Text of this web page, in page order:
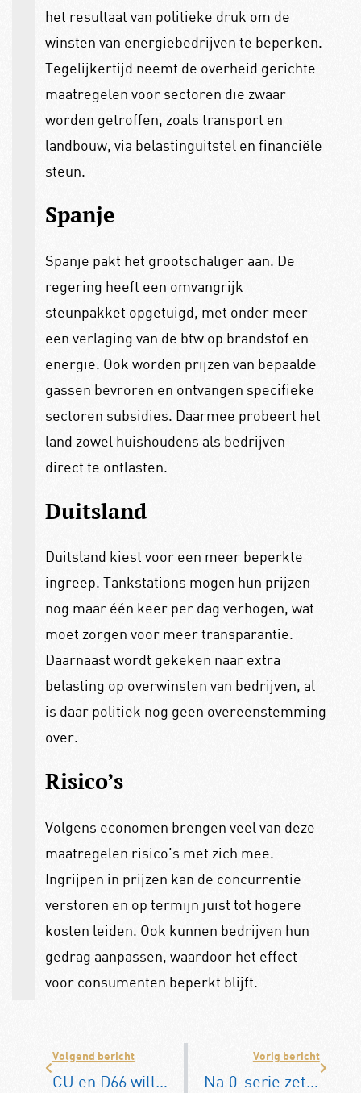
het resultaat van politieke druk om de
winsten van energiebedrijven te beperken.
Tegelijkertijd neemt de overheid gerichte
maatregelen voor sectoren die zwaar
worden getroffen, zoals transport en
landbouw, via belastinguitstel en financiële
steun.
Spanje
Spanje pakt het grootschaliger aan. De
regering heeft een omvangrijk
steunpakket opgetuigd, met onder meer
een verlaging van de btw op brandstof en
energie. Ook worden prijzen van bepaalde
gassen bevroren en ontvangen specifieke
sectoren subsidies. Daarmee probeert het
land zowel huishoudens als bedrijven
direct te ontlasten.
Duitsland
Duitsland kiest voor een meer beperkte
ingreep. Tankstations mogen hun prijzen
nog maar één keer per dag verhogen, wat
moet zorgen voor meer transparantie.
Daarnaast wordt gekeken naar extra
belasting op overwinsten van bedrijven, al
is daar politiek nog geen overeenstemming
over.
Risico’s
Volgens economen brengen veel van deze
maatregelen risico’s met zich mee.
Ingrijpen in prijzen kan de concurrentie
verstoren en op termijn juist tot hogere
kosten leiden. Ook kunnen bedrijven hun
gedrag aanpassen, waardoor het effect
voor consumenten beperkt blijft.
Volgend bericht
CU en D66 willen aanpassing youngtimerregeling en onderzoek naar ‘e-timer’ voor elektrische auto’s
Vorig bericht
Na 0-serie zet Honda nu ook streep door Afeela-reeks